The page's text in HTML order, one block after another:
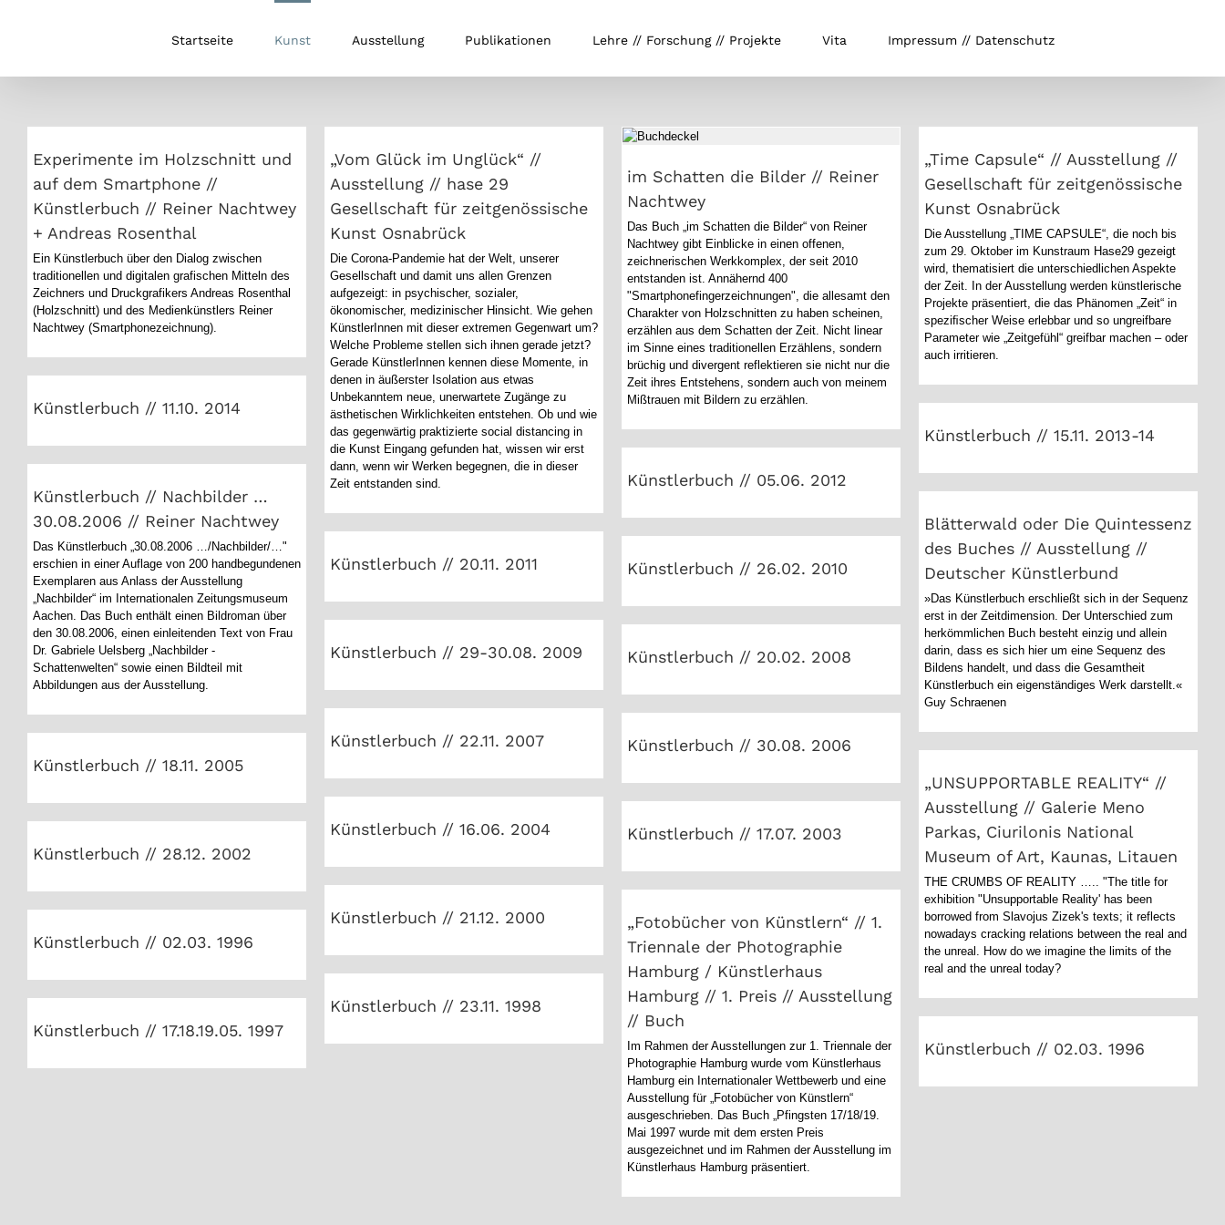
Startseite Kunst Ausstellung Publikationen Lehre // Forschung // Projekte Vita Impressum // Datenschutz
Nachtwey + Andreas Rosenthal
Experimente im Holzschnitt und
auf dem Smartphone //
Künstlerbuch // Reiner Nachtwey
+ Andreas Rosenthal
Ein Künstlerbuch über den Dialog zwischen
traditionellen und digitalen grafischen Mitteln des
Zeichners und Druckgrafikers Andreas Rosenthal
(Holzschnitt) und des Medienkünstlers Reiner
Nachtwey (Smartphonezeichnung).
Kunst Osnabrück
„Vom Glück im Unglück“ //
Ausstellung // hase 29
Gesellschaft für zeitgenössische
Kunst Osnabrück
Die Corona-Pandemie hat der Welt, unserer
Gesellschaft und damit uns allen Grenzen
aufgezeigt: in psychischer, sozialer,
ökonomischer, medizinischer Hinsicht. Wie gehen
KünstlerInnen mit dieser extremen Gegenwart um?
Welche Probleme stellen sich ihnen gerade jetzt?
Gerade KünstlerInnen kennen diese Momente, in
denen in äußerster Isolation aus etwas
Unbekanntem neue, unerwartete Zugänge zu
ästhetischen Wirklichkeiten entstehen. Ob und wie
das gegenwärtig praktizierte social distancing in
die Kunst Eingang gefunden hat, wissen wir erst
dann, wenn wir Werken begegnen, die in dieser
Zeit entstanden sind.
im Schatten die Bilder // Reiner
im Schatten die Bilder // Reiner
Nachtwey
Das Buch „im Schatten die Bilder“ von Reiner
Nachtwey gibt Einblicke in einen offenen,
zeichnerischen Werkkomplex, der seit 2010
entstanden ist. Annähernd 400
"Smartphonefingerzeichnungen", die allesamt den
Charakter von Holzschnitten zu haben scheinen,
erzählen aus dem Schatten der Zeit. Nicht linear
im Sinne eines traditionellen Erzählens, sondern
brüchig und divergent reflektieren sie nicht nur die
Zeit ihres Entstehens, sondern auch von meinem
Mißtrauen mit Bildern zu erzählen.
Gesellschaft für zeitgenössische
Kunst Osnabrück
„Time Capsule“ // Ausstellung //
Gesellschaft für zeitgenössische
Kunst Osnabrück
Die Ausstellung „TIME CAPSULE“, die noch bis
zum 29. Oktober im Kunstraum Hase29 gezeigt
wird, thematisiert die unterschiedlichen Aspekte
der Zeit. In der Ausstellung werden künstlerische
Projekte präsentiert, die das Phänomen „Zeit“ in
speziﬁscher Weise erlebbar und so ungreifbare
Parameter wie „Zeitgefühl“ greifbar machen – oder
auch irritieren.
Künstlerbuch // 11.10. 2014
Künstlerbuch // 11.10. 2014 Künstlerbuch // 15.11. 2013-14
Künstlerbuch // 15.11. 2013-14
Künstlerbuch // 05.06. 2012
Künstlerbuch // 05.06. 2012
Künstlerbuch // Nachbilder …
30.08.2006 // Reiner Nachtwey
Das Künstlerbuch „30.08.2006 …/Nachbilder/…"
erschien in einer Auflage von 200 handbegundenen
Exemplaren aus Anlass der Ausstellung
„Nachbilder“ im Internationalen Zeitungsmuseum
Aachen. Das Buch enthält einen Bildroman über
den 30.08.2006, einen einleitenden Text von Frau
Dr. Gabriele Uelsberg „Nachbilder -
Schattenwelten“ sowie einen Bildteil mit
Abbildungen aus der Ausstellung.
Künstlerbund
Blätterwald oder Die Quintessenz
des Buches // Ausstellung //
Deutscher Künstlerbund
»Das Künstlerbuch erschließt sich in der Sequenz
erst in der Zeitdimension. Der Unterschied zum
herkömmlichen Buch besteht einzig und allein
darin, dass es sich hier um eine Sequenz des
Bildens handelt, und dass die Gesamtheit
Künstlerbuch ein eigenständiges Werk darstellt.«
Guy Schraenen
Künstlerbuch // 20.11. 2011
Künstlerbuch // 20.11. 2011
Künstlerbuch // 26.02. 2010
Künstlerbuch // 26.02. 2010
Künstlerbuch // 29-30.08. 2009
Künstlerbuch // 29-30.08. 2009
Künstlerbuch // 20.02. 2008
Künstlerbuch // 20.02. 2008
Künstlerbuch // 22.11. 2007
Künstlerbuch // 22.11. 2007
Künstlerbuch // 30.08. 2006
Künstlerbuch // 30.08. 2006
Künstlerbuch // 18.11. 2005
Künstlerbuch // 18.11. 2005
Museum of Art, Kaunas, Litauen
„UNSUPPORTABLE REALITY“ //
Ausstellung // Galerie Meno
Parkas, Ciurilonis National
Museum of Art, Kaunas, Litauen
THE CRUMBS OF REALITY ….. "The title for
exhibition "Unsupportable Reality' has been
borrowed from Slavojus Zizek's texts; it reflects
nowadays cracking relations between the real and
the unreal. How do we imagine the limits of the
real and the unreal today?
Künstlerbuch // 16.06. 2004
Künstlerbuch // 16.06. 2004
Künstlerbuch // 17.07. 2003
Künstlerbuch // 17.07. 2003
Künstlerbuch // 28.12. 2002
Künstlerbuch // 28.12. 2002
Künstlerbuch // 21.12. 2000
Künstlerbuch // 21.12. 2000
Triennale der Photographie
Hamburg / Künstlerhaus
Hamburg // 1. Preis //
Ausstellung // Buch
„Fotobücher von Künstlern“ // 1.
Triennale der Photographie
Hamburg / Künstlerhaus
Hamburg // 1. Preis // Ausstellung
// Buch
Im Rahmen der Ausstellungen zur 1. Triennale der
Photographie Hamburg wurde vom Künstlerhaus
Hamburg ein Internationaler Wettbewerb und eine
Ausstellung für „Fotobücher von Künstlern“
ausgeschrieben. Das Buch „Pfingsten 17/18/19.
Mai 1997 wurde mit dem ersten Preis
ausgezeichnet und im Rahmen der Ausstellung im
Künstlerhaus Hamburg präsentiert.
Künstlerbuch // 02.03. 1996
Künstlerbuch // 02.03. 1996
Künstlerbuch // 23.11. 1998
Künstlerbuch // 23.11. 1998
Künstlerbuch // 17.18.19.05. 1997
Künstlerbuch // 17.18.19.05. 1997
Künstlerbuch // 02.03. 1996
Künstlerbuch // 02.03. 1996